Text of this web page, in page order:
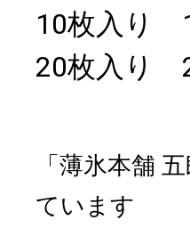
10枚入り
20枚入り
「薄氷本舗
ています